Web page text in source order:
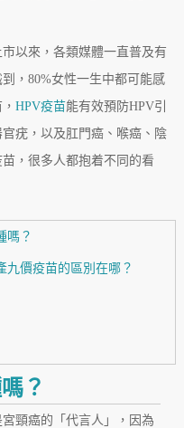
以來，各類媒體一直普及有
，80%女性一生中都可能感
HPV疫苗能有效預防HPV引
疣，以及肛門癌、喉癌、陰
，很多人都抱着不同的看
嗎？
九價疫苗的區別在哪？
？
頸癌的「代言人」，因為